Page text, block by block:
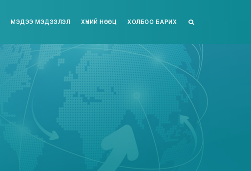
МЭДЭЭ МЭДЭЭЛЭЛ ХҮНИЙ НӨӨЦ ХОЛБОО БАРИХ